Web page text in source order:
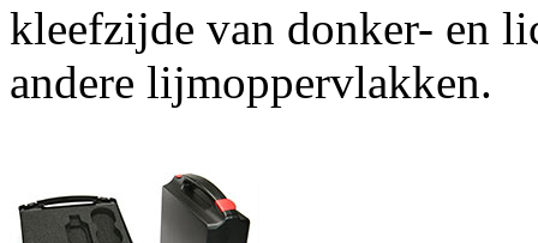
kleefzijde van donker- en
andere lijmoppervlakken.